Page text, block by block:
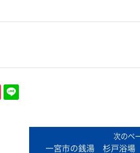
一宮市の銭湯 杉戸浴